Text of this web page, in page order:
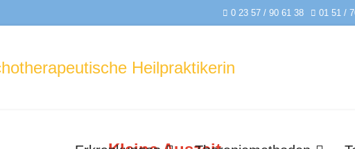
0 23 57 / 90 61 38 01 51 /